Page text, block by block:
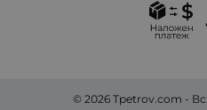
© 2026 Tpetrov.com -